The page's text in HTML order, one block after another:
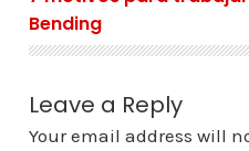
Bending
Leave a Reply
Your email address will